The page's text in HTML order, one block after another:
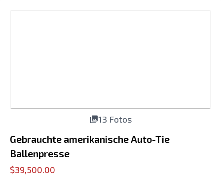
13 Fotos
Gebrauchte amerikanische Auto-Tie
Ballenpresse
$39,500.00